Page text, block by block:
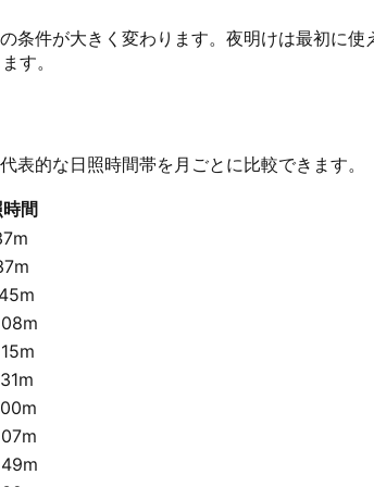
条件が大きく変わります。夜明けは最初に
す。
表的な日照時間帯を月ごとに比較できます。
間